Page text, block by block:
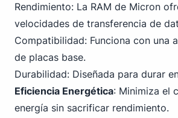
Rendimiento: La RAM de Micron
velocidades de transferencia de
Compatibilidad: Funciona con una
de placas base.
Durabilidad: Diseñada para durar
Eficiencia Energética: Minimiza el
energía sin sacrificar rendimiento.